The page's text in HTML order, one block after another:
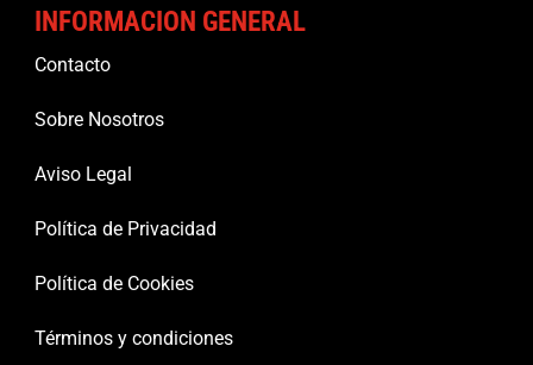
INFORMACION GENERAL
Contacto
Sobre Nosotros
Aviso Legal
Política de Privacidad
Política de Cookies
Términos y condiciones